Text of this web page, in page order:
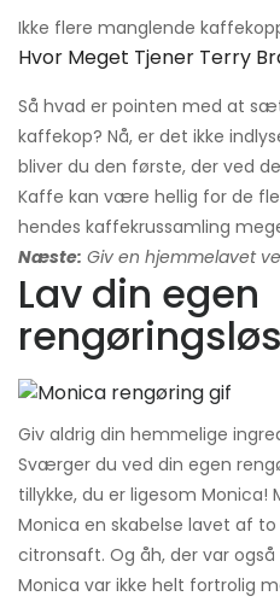
Ikke flere manglende
Hvor Meget Tjener Terry
Så hvad er pointen med at
kaffekop? Nå, er det ikke
bliver du den første, der ved
Kaffe kan være hellig for de
hendes kaffekrussamling
Næste: Giv en hjemmelavet
Lav din egen
Giv aldrig din hemmelige
Sværger du ved din egen
tillykke, du er ligesom
Monica en skabelse lavet af
citronsaft. Og åh, der var
Monica var ikke helt fortrolig